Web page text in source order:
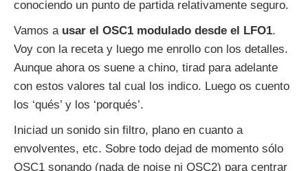
conociendo un punto de partida relativamente seguro.
Vamos a usar el OSC1 modulado desde el LFO1.
Voy con la receta y luego me enrollo con los detalles.
Aunque ahora os suene a chino, tirad para adelante
con estos valores tal cual los indico. Luego os cuento
los ‘qués’ y los ‘porqués’.
Iniciad un sonido sin filtro, plano en cuanto a
envolventes, etc. Sobre todo dejad de momento sólo
OSC1 sonando (nada de noise ni OSC2) para centrar